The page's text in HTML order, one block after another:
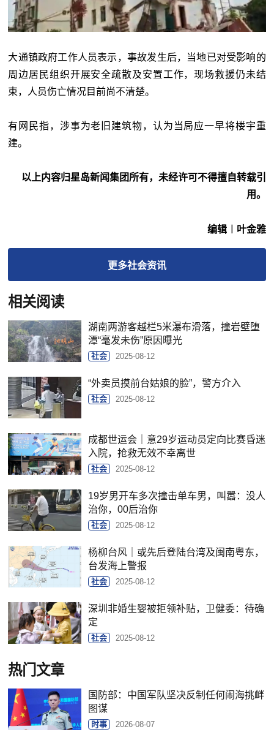
大通镇政府工作人员表示，事故发生后，当地已对受影响的
周边居民组织开展安全疏散及安置工作，现场救援仍未结
束，人员伤亡情况目前尚不清楚。
有网民指，涉事为老旧建筑物，认为当局应一早将楼宇重
建。
以上内容归星岛新闻集团所有，未经许可不得擅自转载引
用。
编辑︱叶金雅
更多社会资讯
相关阅读
湖南两游客越栏5米瀑布滑落，撞岩壁堕
潭“毫发未伤”原因曝光
社会 2025-08-12
“外卖员摸前台姑娘的脸”，警方介入
社会 2025-08-12
成都世运会｜意29岁运动员定向比赛昏迷
入院，抢救无效不幸离世
社会 2025-08-12
19岁男开车多次撞击单车男，叫嚣：没人
治你，00后治你
社会 2025-08-12
杨柳台风｜或先后登陆台湾及闽南粤东，
台发海上警报
社会 2025-08-12
深圳非婚生婴被拒领补贴，卫健委：待确
定
社会 2025-08-12
热门文章
国防部：中国军队坚决反制任何闹海挑衅
图谋
时事 2026-08-07